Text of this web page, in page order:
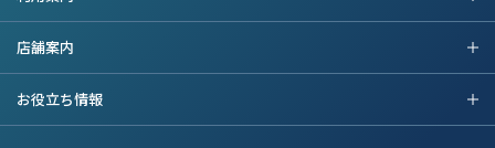
店舗案内
お役立ち情報